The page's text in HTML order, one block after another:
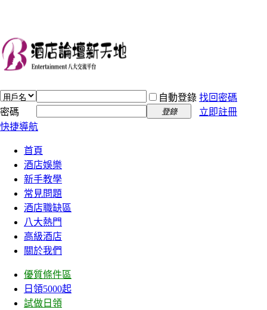
自動登錄 找回密碼
密碼
登錄
立即註冊
快捷導航
首頁
酒店娛樂
新手教學
常見問題
酒店職缺區
八大熱門
高級酒店
關於我們
優質條件區
日領5000起
試做日領